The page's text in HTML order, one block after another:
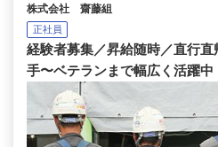
株式会社 齋藤組
正社員
経験者募集／昇給随時／直行
手〜ベテランまで幅広く活躍中